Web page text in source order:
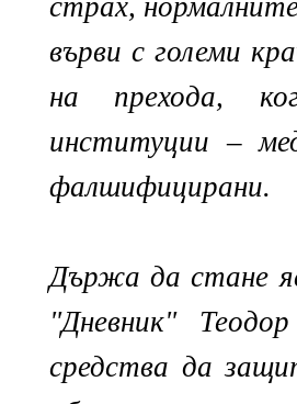
страх,
върви с големи
на прехода,
институции –
фалшифицирани.
Държа да стане
"Дневник"
средства да